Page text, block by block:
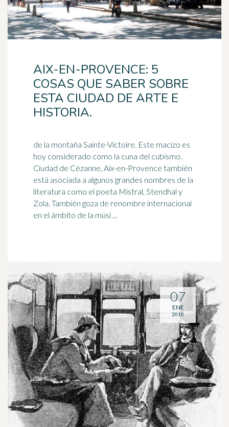
AIX-EN-PROVENCE: 5
COSAS QUE SABER SOBRE
ESTA CIUDAD DE ARTE E
HISTORIA.
de la montaña Sainte-Victoire. Este macizo es
hoy considerado como la cuna del cubismo.
Ciudad de Cézanne, Aix-en-Provence también
está asociada a algunos grandes nombres de la
literatura como el poeta Mistral, Stendhal y
Zola. También goza de renombre internacional
en el ámbito de la músi ...
07
ENE
2010